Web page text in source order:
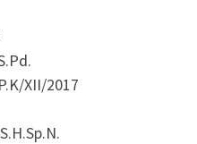
XII/2017